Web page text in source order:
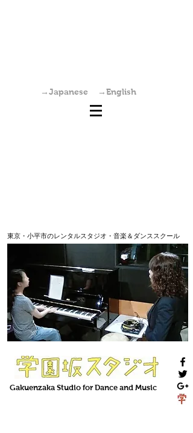
→Japanese →English
東京・小平市のレンタルスタジオ・音楽＆ダンススクール
Gakuenzaka Studio for Dance and Music